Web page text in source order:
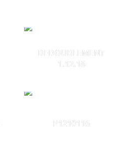
DEDOUBLEMENT
1.12.18
P1210116